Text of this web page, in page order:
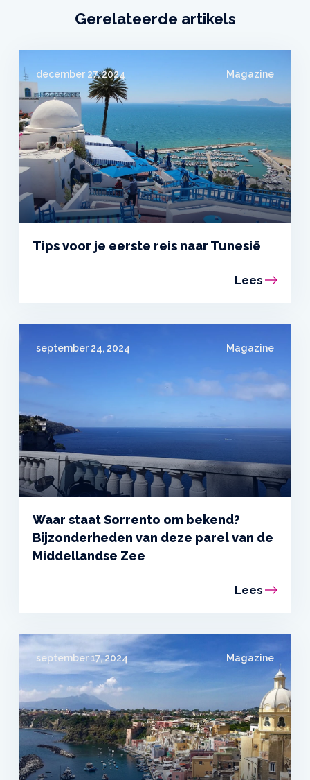
Gerelateerde artikels
december 27, 2024 Magazine
Tips voor je eerste reis naar Tunesië
Lees
september 24, 2024 Magazine
Waar staat Sorrento om bekend?
Bijzonderheden van deze parel van de
Middellandse Zee
Lees
september 17, 2024 Magazine